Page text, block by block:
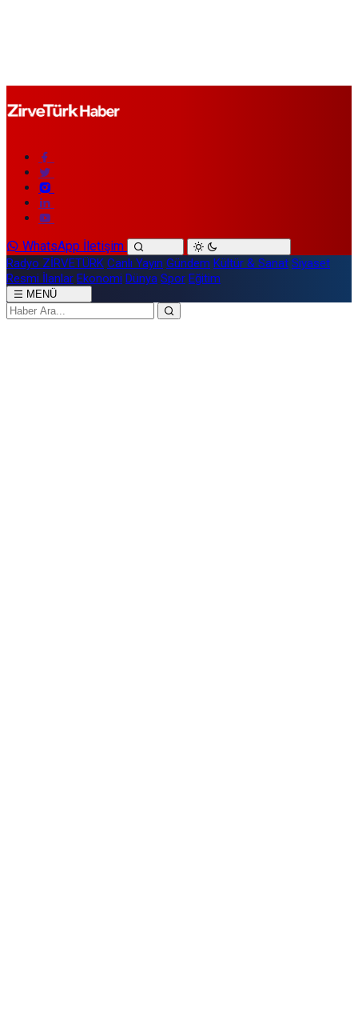
WhatsApp İletişim
Radyo ZİRVETÜRK Canlı Yayın Gündem Kültür & Sanat Siyaset
Resmi İlanlar Ekonomi Dünya Spor Eğitim
MENÜ